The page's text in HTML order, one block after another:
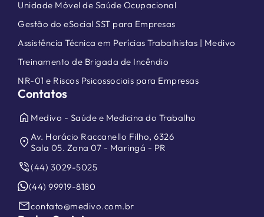
Unidade Móvel de Saúde Ocupacional
Gestão do eSocial SST para Empresas
Assistência Técnica em Perícias Trabalhistas | Medivo
Treinamento de Brigada de Incêndio
NR-01 e Riscos Psicossociais para Empresas
Contatos
home Medivo - Saúde e Medicina do Trabalho
location_on Av. Horácio Raccanello Filho, 6326
Sala 05. Zona 07 - Maringá - PR
phone_in_talk(44) 3029-5025
(44) 99919-8180
mailcontato@medivo.com.br